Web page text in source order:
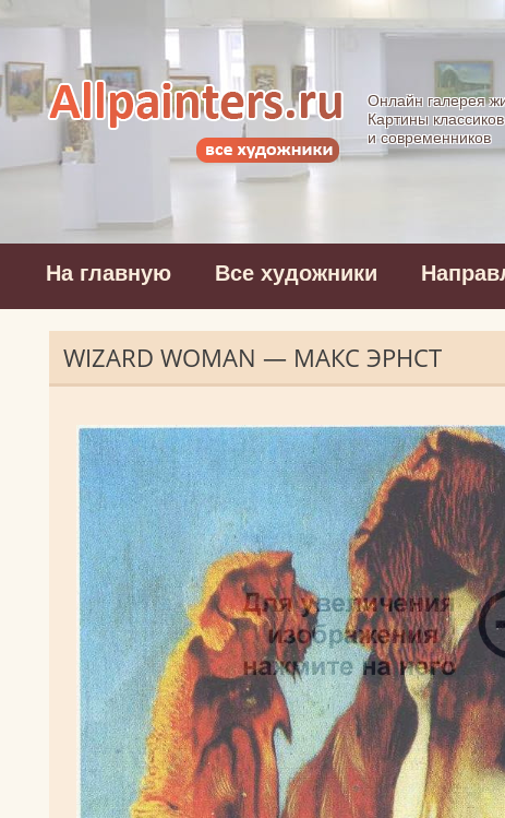
Allpainters.ru -
Онлайн галерея
Картины классиков
и современников
На главную Все художники
WIZARD WOMAN — МАКС ЭРНСТ